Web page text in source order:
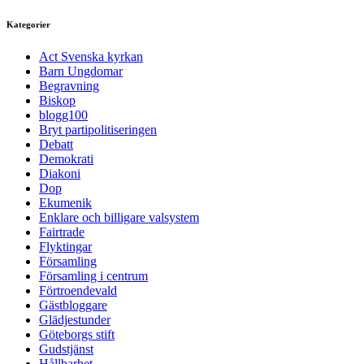
Kategorier
Act Svenska kyrkan
Barn Ungdomar
Begravning
Biskop
blogg100
Bryt partipolitiseringen
Debatt
Demokrati
Diakoni
Dop
Ekumenik
Enklare och billigare valsystem
Fairtrade
Flyktingar
Församling
Församling i centrum
Förtroendevald
Gästbloggare
Glädjestunder
Göteborgs stift
Gudstjänst